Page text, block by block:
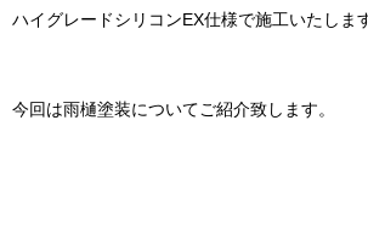
ハイグレードシリコンEX仕様で施工いたします
今回は雨樋塗装についてご紹介致します。